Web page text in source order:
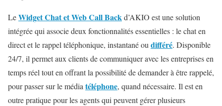
LeWidget Chat et Web Call Backd’AKIO est une solution
intégrée qui associe deux fonctionnalités essentielles : le chat en
direct et le rappel téléphonique, instantané oudifféré. Disponible
24/7, il permet aux clients de communiquer avec les entreprises en
temps réel tout en offrant la possibilité de demander à être rappelé,
pour passer sur le médiatéléphone, quand nécessaire. Il est en
outre pratique pour les agents qui peuvent gérer plusieurs